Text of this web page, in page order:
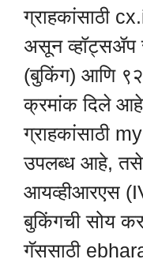
ग्राहकांसाठी
असून व्हॉट्सॲप
(बुकिंग) आणि
क्रमांक दिले
ग्राहकांसाठी
उपलब्ध आहे,
आयव्हीआरएस
बुकिंगची सोय
गॅससाठी